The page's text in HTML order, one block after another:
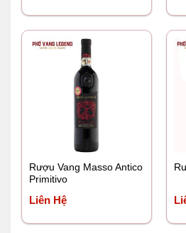
Rượu Vang Masso Antico
Primitivo
Liên Hệ